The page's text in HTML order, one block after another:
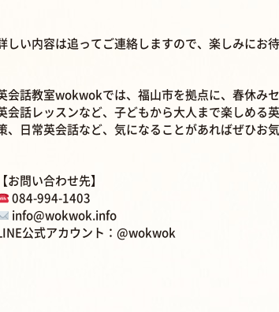
しい内容は追ってご連絡しますので、楽しみにお
会話教室wokwokでは、福山市を拠点に、春休み
会話レッスンなど、子どもから大人まで楽しめる
、日常英会話など、気になることがあればぜひお
【お問い合わせ先】
084-994-1403
info@wokwok.info
LINE公式アカウント：@wokwok